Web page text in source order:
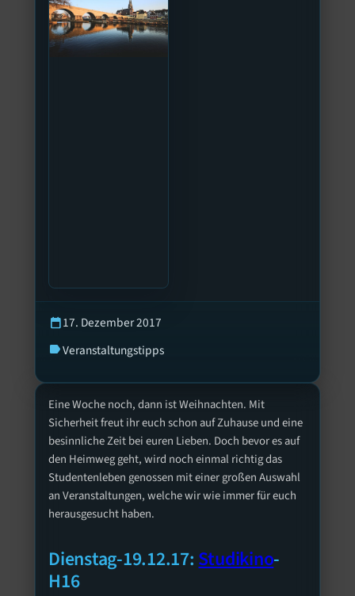
Eine Woche noch, dann ist Weihnachten. Mit
Sicherheit freut ihr euch schon auf Zuhause und eine
besinnliche Zeit bei euren Lieben. Doch bevor es auf
den Heimweg geht, wird noch einmal richtig das
Studentenleben genossen mit einer großen Auswahl
an Veranstaltungen, welche wir wie immer für euch
herausgesucht haben.
Dienstag-19.12.17: Studikino-
H16
calendar_today17. Dezember 2017
labelVeranstaltungstipps